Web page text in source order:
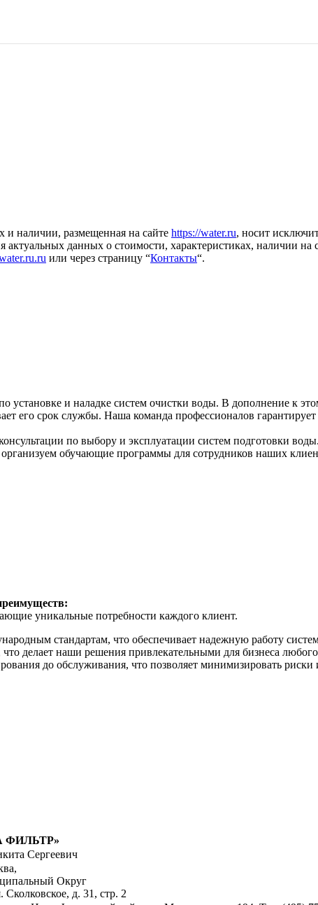
и наличии, размещенная на сайте https://water.ru, носит
данных о стоимости, характеристиках, наличии на
или через страницу “Контакты“.
установке и наладке систем очистки воды. В дополнение к
его срок службы. Наша команда профессионалов
по выбору и эксплуатации систем подготовки
обучающие программы для сотрудников наших
уникальные потребности каждого клиент.
стандартам, что обеспечивает надежную работу
делает наши решения привлекательными для бизнеса
до обслуживания, что позволяет минимизировать риски
ФИЛЬТР»
Сергеевич
Округ
д. 31, стр. 2